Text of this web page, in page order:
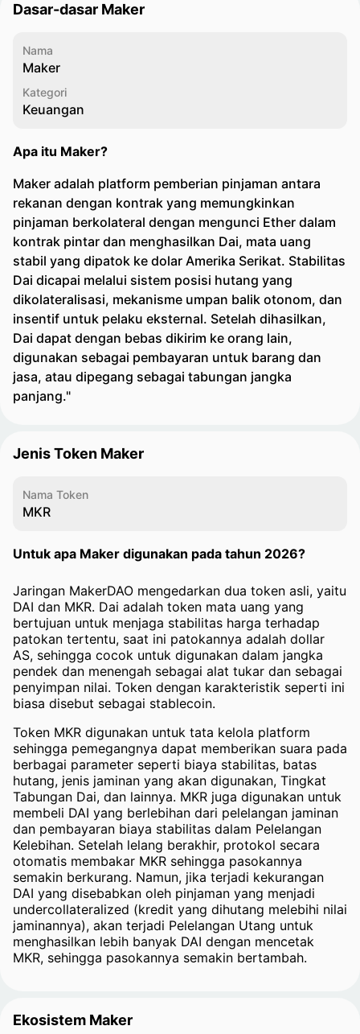
Dasar-dasar Maker
Nama
Maker
Kategori
Keuangan
Apa itu Maker?
Maker adalah platform pemberian pinjaman antara
rekanan dengan kontrak yang memungkinkan
pinjaman berkolateral dengan mengunci Ether dalam
kontrak pintar dan menghasilkan Dai, mata uang
stabil yang dipatok ke dolar Amerika Serikat. Stabilitas
Dai dicapai melalui sistem posisi hutang yang
dikolateralisasi, mekanisme umpan balik otonom, dan
insentif untuk pelaku eksternal. Setelah dihasilkan,
Dai dapat dengan bebas dikirim ke orang lain,
digunakan sebagai pembayaran untuk barang dan
jasa, atau dipegang sebagai tabungan jangka
panjang."
Jenis Token Maker
Nama Token
MKR
Untuk apa Maker digunakan pada tahun 2026?
Jaringan MakerDAO mengedarkan dua token asli, yaitu
DAI dan MKR. Dai adalah token mata uang yang
bertujuan untuk menjaga stabilitas harga terhadap
patokan tertentu, saat ini patokannya adalah dollar
AS, sehingga cocok untuk digunakan dalam jangka
pendek dan menengah sebagai alat tukar dan sebagai
penyimpan nilai. Token dengan karakteristik seperti ini
biasa disebut sebagai stablecoin.
Token MKR digunakan untuk tata kelola platform
sehingga pemegangnya dapat memberikan suara pada
berbagai parameter seperti biaya stabilitas, batas
hutang, jenis jaminan yang akan digunakan, Tingkat
Tabungan Dai, dan lainnya. MKR juga digunakan untuk
membeli DAI yang berlebihan dari pelelangan jaminan
dan pembayaran biaya stabilitas dalam Pelelangan
Kelebihan. Setelah lelang berakhir, protokol secara
otomatis membakar MKR sehingga pasokannya
semakin berkurang. Namun, jika terjadi kekurangan
DAI yang disebabkan oleh pinjaman yang menjadi
undercollateralized (kredit yang dihutang melebihi nilai
jaminannya), akan terjadi Pelelangan Utang untuk
menghasilkan lebih banyak DAI dengan mencetak
MKR, sehingga pasokannya semakin bertambah.
Ekosistem Maker